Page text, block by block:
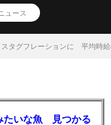
ュース
タグフレーションに 平均時
たいな魚 見つかる